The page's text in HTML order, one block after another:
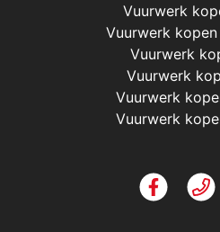
Vuurwerk
Vuurwerk
Vuurwerk
Vuurwerk
Vuurwerk
Vuurwerk